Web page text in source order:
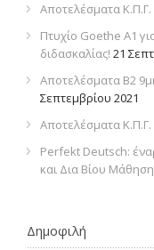
Αποτελέσματα
Πτυχίο Goethe Α1
διδασκαλίας! 21
Αποτελέσματα Β2
Σεπτεμβρίου 2021
Αποτελέσματα
Perfekt Deutsch:
και Δια Βίου
Δημοφιλή